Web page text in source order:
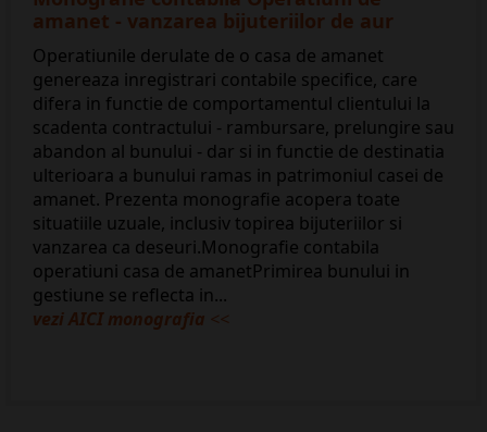
amanet - vanzarea bijuteriilor de aur
Operatiunile derulate de o casa de amanet
genereaza inregistrari contabile specifice, care
difera in functie de comportamentul clientului la
scadenta contractului - rambursare, prelungire sau
abandon al bunului - dar si in functie de destinatia
ulterioara a bunului ramas in patrimoniul casei de
amanet. Prezenta monografie acopera toate
situatiile uzuale, inclusiv topirea bijuteriilor si
vanzarea ca deseuri.Monografie contabila
operatiuni casa de amanetPrimirea bunului in
gestiune se reflecta in...
vezi AICI monografia <<